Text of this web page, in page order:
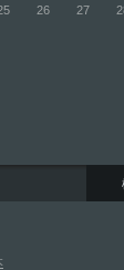
26 27